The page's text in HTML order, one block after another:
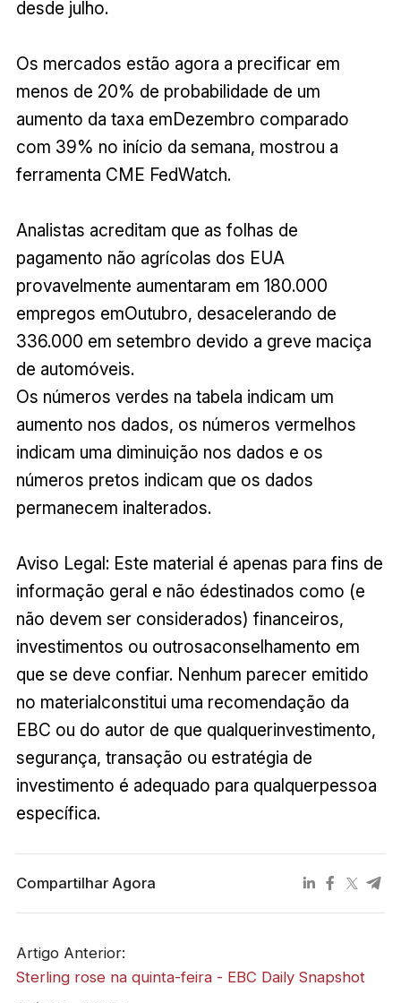
desde julho.
Os mercados estão agora a precificar em
menos de 20% de probabilidade de um
aumento da taxa emDezembro comparado
com 39% no início da semana, mostrou a
ferramenta CME FedWatch.
Analistas acreditam que as folhas de
pagamento não agrícolas dos EUA
provavelmente aumentaram em 180.000
empregos emOutubro, desacelerando de
336.000 em setembro devido a greve maciça
de automóveis.
Os números verdes na tabela indicam um
aumento nos dados, os números vermelhos
indicam uma diminuição nos dados e os
números pretos indicam que os dados
permanecem inalterados.
Aviso Legal: Este material é apenas para fins de
informação geral e não édestinados como (e
não devem ser considerados) financeiros,
investimentos ou outrosaconselhamento em
que se deve confiar. Nenhum parecer emitido
no materialconstitui uma recomendação da
EBC ou do autor de que qualquerinvestimento,
segurança, transação ou estratégia de
investimento é adequado para qualquerpessoa
específica.
Compartilhar Agora
Artigo Anterior:
Sterling rose na quinta-feira - EBC Daily Snapshot